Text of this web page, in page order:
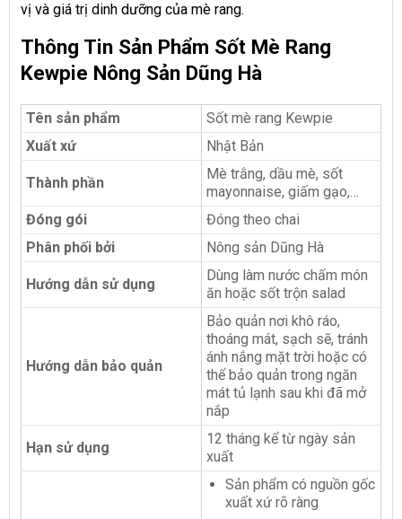
vị và giá trị dinh dưỡng của mè rang.
Thông Tin Sản Phẩm Sốt Mè Rang
Kewpie Nông Sản Dũng Hà
Tên sản phẩm
Sốt mè rang Kewpie
Xuất xứ
Nhật Bản
Thành phần
Mè trắng, dầu mè, sốt
mayonnaise, giấm gạo,…
Đóng gói
Đóng theo chai
Phân phối bởi
Nông sản Dũng Hà
Hướng dẫn sử dụng
Dùng làm nước chấm món
ăn hoặc sốt trộn salad
Hướng dẫn bảo quản
Bảo quản nơi khô ráo,
thoáng mát, sạch sẽ, tránh
ánh nắng mặt trời hoặc có
thể bảo quản trong ngăn
mát tủ lạnh sau khi đã mở
nắp
Hạn sử dụng
12 tháng kể từ ngày sản
xuất
Sản phẩm có nguồn gốc
xuất xứ rõ ràng